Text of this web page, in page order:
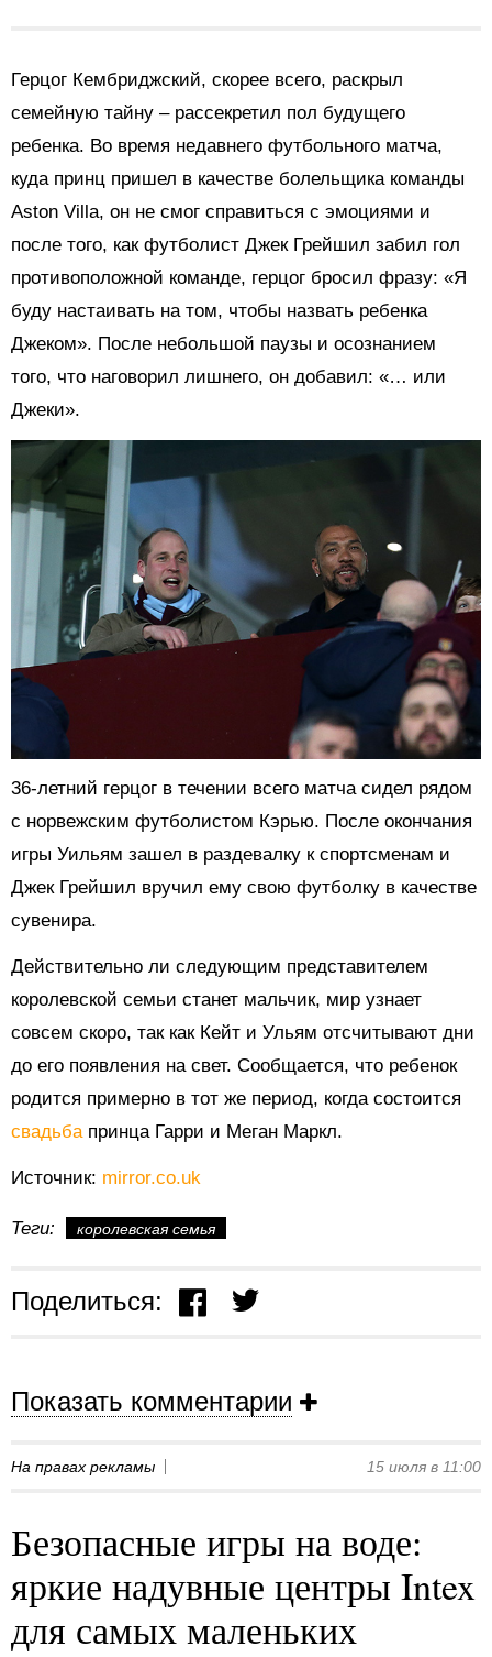
Герцог Кембриджский, скорее всего, раскрыл
семейную тайну – рассекретил пол будущего
ребенка. Во время недавнего футбольного матча,
куда принц пришел в качестве болельщика команды
Aston Villa, он не смог справиться с эмоциями и
после того, как футболист Джек Грейшил забил гол
противоположной команде, герцог бросил фразу: «Я
буду настаивать на том, чтобы назвать ребенка
Джеком». После небольшой паузы и осознанием
того, что наговорил лишнего, он добавил: «… или
Джеки».
36-летний герцог в течении всего матча сидел рядом
с норвежским футболистом Кэрью. После окончания
игры Уильям зашел в раздевалку к спортсменам и
Джек Грейшил вручил ему свою футболку в качестве
сувенира.
Действительно ли следующим представителем
королевской семьи станет мальчик, мир узнает
совсем скоро, так как Кейт и Ульям отсчитывают дни
до его появления на свет. Сообщается, что ребенок
родится примерно в тот же период, когда состоится
свадьба принца Гарри и Меган Маркл.
Источник: mirror.co.uk
Теги: королевская семья
Поделиться:
Показать комментарии
На правах рекламы 15 июля в 11:00
Безопасные игры на воде:
яркие надувные центры Intex
для самых маленьких